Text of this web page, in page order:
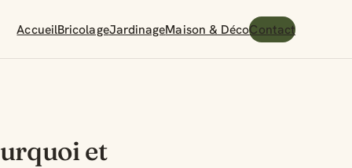
AccueilBricolageJardinageMaison & DécoContact
et